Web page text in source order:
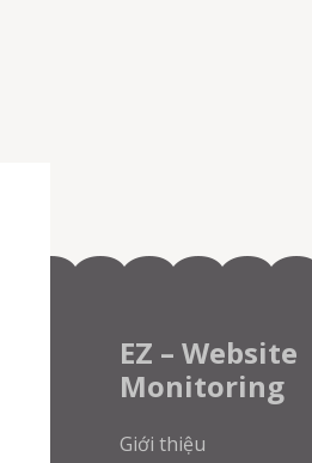
EZ – Website
Monitoring
Giới thiệu